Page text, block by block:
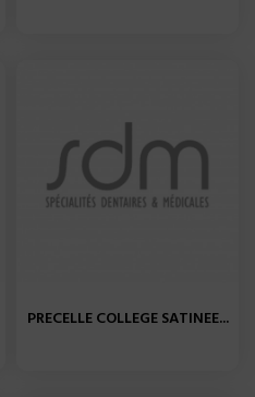
PRECELLE COLLEGE SATINEE...